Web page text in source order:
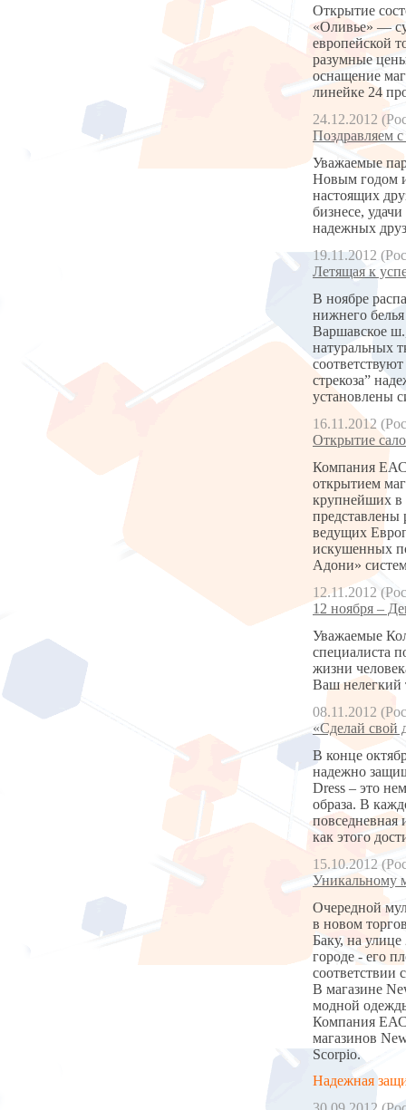
Открытие
«Оливье» —
европейской
разумные
оснащение
линейке 24
24.12.2012
Поздравляем
Уважаемые
Новым годом
настоящих
бизнесе,
надежных
19.11.2012
Летящая к
В ноябре
нижнего
Варшавское
натуральных
стрекоза”
установлены
16.11.2012
Открытие
Компания ЕАС
открытием
крупнейших в
представлены
ведущих
искушенных
Адони»
12.11.2012
12 ноября –
Уважаемые
специалиста
жизни
Ваш нелегкий
08.11.2012
«Сделай свой
В конце
надежно
Dress – это
образа. В
повседневная
как этого
15.10.2012
Уникальному
Очередной
в новом
Баку, на
городе - его
соответствии
В магазине
модной
Компания ЕАС
магазинов
Scorpio.
Надежная